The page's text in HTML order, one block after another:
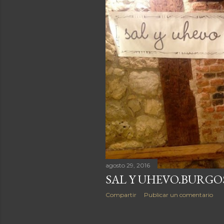
t
r
a
d
a
s
agosto 29, 2016
SAL Y
Compartir Publicar un comentario